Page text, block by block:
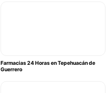
Farmacias 24 Horas en Tepehuacán de
Guerrero